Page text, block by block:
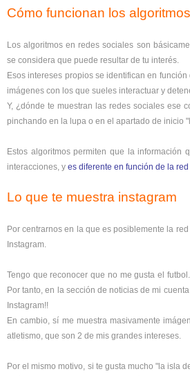
Cómo funcionan los
Los algoritmos en redes sociales son
se considera que puede resultar de tu interés.
Esos intereses propios se identifican en
imágenes con los que sueles interactuar y
Y, ¿dónde te muestran las redes sociales ese
pinchando en la lupa o en el apartado de inicio
Estos algoritmos permiten que la
interacciones, y es diferente en función de la
Lo que te muestra instagram
Por centrarnos en la que es posiblemente la
Instagram.
Tengo que reconocer que no me gusta el
Por tanto, en la sección de noticias de mi
Instagram!!
En cambio, sí me muestra masivamente
atletismo, que son 2 de mis grandes intereses.
Por el mismo motivo, si te gusta mucho "la isla